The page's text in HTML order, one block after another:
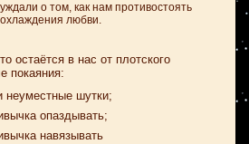
о том, как нам противостоять
любви.
остаётся в нас от плотского
покаяния:
неуместные шутки;
опаздывать;
навязывать